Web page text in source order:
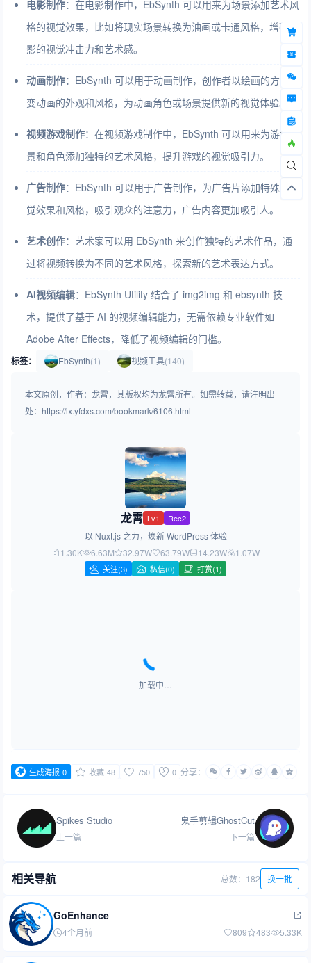
电影制作：在电影制作中，EbSynth 可以用来为场景添加艺术风
格的视觉效果，比如将现实场景转换为油画或卡通风格，增强电
影的视觉冲击力和艺术感。
动画制作：EbSynth 可以用于动画制作，创作者以绘画的方式改
变动画的外观和风格，为动画角色或场景提供新的视觉体验。
视频游戏制作：在视频游戏制作中，EbSynth 可以用来为游戏场
景和角色添加独特的艺术风格，提升游戏的视觉吸引力。
广告制作：EbSynth 可以用于广告制作，为广告片添加特殊的视
觉效果和风格，吸引观众的注意力，广告内容更加吸引人。
艺术创作：艺术家可以用 EbSynth 来创作独特的艺术作品，通
过将视频转换为不同的艺术风格，探索新的艺术表达方式。
AI视频编辑：EbSynth Utility 结合了 img2img 和 ebsynth 技
术，提供了基于 AI 的视频编辑能力，无需依赖专业软件如
Adobe After Effects，降低了视频编辑的门槛。
标签： EbSynth(1) 视频工具(140)
本文原创，作者：龙霄，其版权均为龙霄所有。如需转载，请注明出
处：https://lx.yfdxs.com/bookmark/6106.html
龙霄 Lv1 Rec2
以 Nuxt.js 之力，焕新 WordPress 体验
1.30K
6.63M 32.97W 63.79W 14.23W 1.07W
关注(3) 私信(0) 打赏(1)
加载中…
生成海报 0 收藏 48 750 0 分享：
Spikes Studio
上一篇
鬼手剪辑GhostCut
下一篇
相关导航 总数：182 换一批
GoEnhance
4个月前 809 483 5.33K